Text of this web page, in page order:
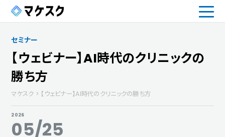
セミナー
【ウェビナー】AI時代のクリニックの
勝ち方
マケスク > 【ウェビナー】AI時代のクリニックの勝ち方
2026
05/25